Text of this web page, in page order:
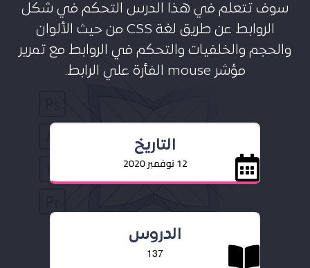
سوف تتعلم في هذا الدرس التحكم في شكل
الروابط عن طريق لغة CSS من حيث الألوان
والحجم والخلفيات والتحكم في الروابط مع تمرير
مؤشر mouse الفأرة علي الرابط.
التاريخ
12 نوفمبر 2020
الدروس
137